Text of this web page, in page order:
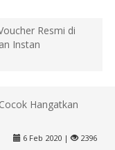
Resmi di
Instan
Hangatkan
6 Feb 2020 | 2396